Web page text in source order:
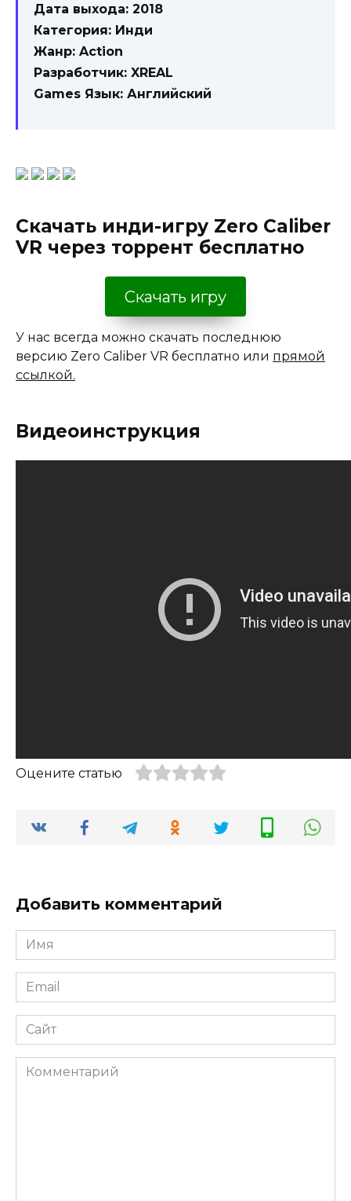
Дата выхода: 2018
Категория: Инди
Жанр: Action
Разработчик: XREAL
Games Язык: Английский
Скачать инди-игру Zero Caliber
VR через торрент бесплатно
Скачать игру
У нас всегда можно скачать последнюю
версию Zero Caliber VR бесплатно или прямой
ссылкой.
Видеоинструкция
Оцените статью
Добавить комментарий
Имя
*
Email
*
Сайт
Комментарий